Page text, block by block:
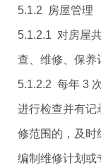
5.1.2 房屋管理
5.1.2.1 对房屋
查、维修、保养
5.1.2.2 每年 3
进行检查并有记
修范围的，及时
编制维修计划或